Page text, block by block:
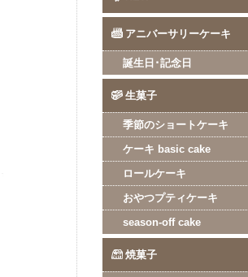
アニバーサリーケーキ
誕生日･記念日
生菓子
季節のショートケーキ
ケーキ basic cake
ロールケーキ
おやつプティケーキ
season-off cake
焼菓子